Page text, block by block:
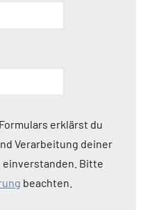
erklärst du
Verarbeitung deiner
einverstanden. Bitte
beachten.